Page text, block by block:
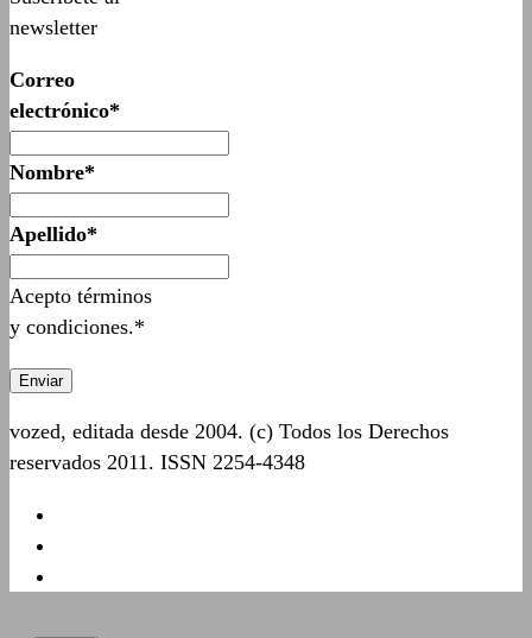
newsletter
Correo
electrónico*
Nombre*
Apellido*
Acepto términos
y condiciones.*
vozed, editada desde 2004. (c) Todos los Derechos
reservados 2011. ISSN 2254-4348